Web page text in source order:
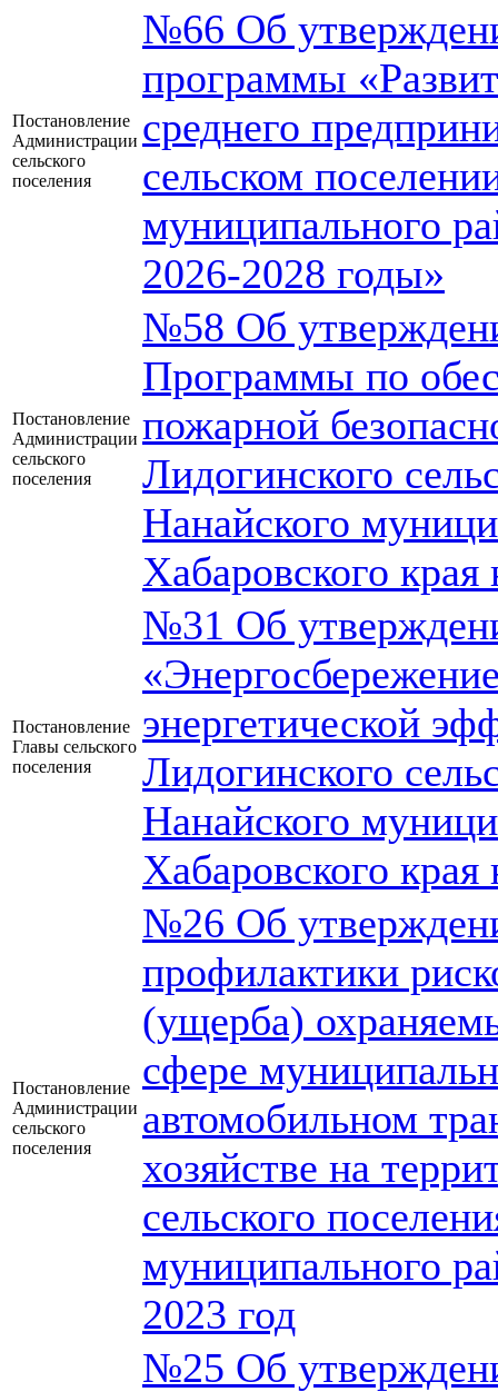
Постановление
Администрации
сельского
поселения
№66 Об
программы
среднего
сельском
муниципального
2026-2028 годы»
Постановление
Администрации
сельского
поселения
№58 Об
Программы по
пожарной
Лидогинского
Нанайского
Хабаровского края
Постановление
Главы сельского
поселения
№31 Об
энергетической
Лидогинского
Нанайского
Хабаровского
Постановление
Администрации
сельского
поселения
№26 Об
профилактики
(ущерба)
сфере
автомобильном
хозяйстве на
сельского
муниципального
2023 год
№25 Об